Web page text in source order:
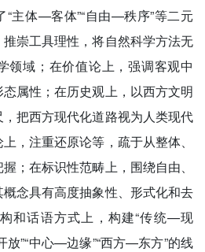
“主体—客体”“自由—秩序”等二元
崇工具理性，将自然科学方法无
领域；在价值论上，强调客观中
属性；在历史观上，以西方文明
把西方现代化道路视为人类现代
，注重还原论等，疏于从整体、
；在标识性范畴上，围绕自由、
念具有高度抽象性、形式化和去
和话语方式上，构建“传统—现
放”“中心—边缘”“西方—东方”的线